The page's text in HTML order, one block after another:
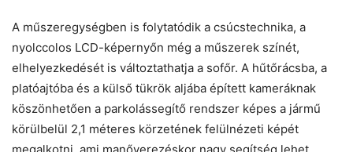
A műszeregységben is folytatódik a csúcstechnika, a
nyolccolos LCD-képernyőn még a műszerek színét,
elhelyezkedését is változtathatja a sofőr. A hűtőrácsba, a
platóajtóba és a külső tükrök aljába épített kameráknak
köszönhetően a parkolássegítő rendszer képes a jármű
körülbelül 2,1 méteres körzetének felülnézeti képét